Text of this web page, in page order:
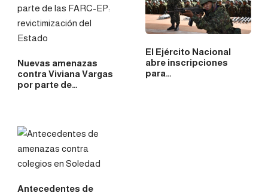
Nuevas amenazas
contra Viviana Vargas
por parte de…
El Ejército Nacional
abre inscripciones
para…
Antecedentes de